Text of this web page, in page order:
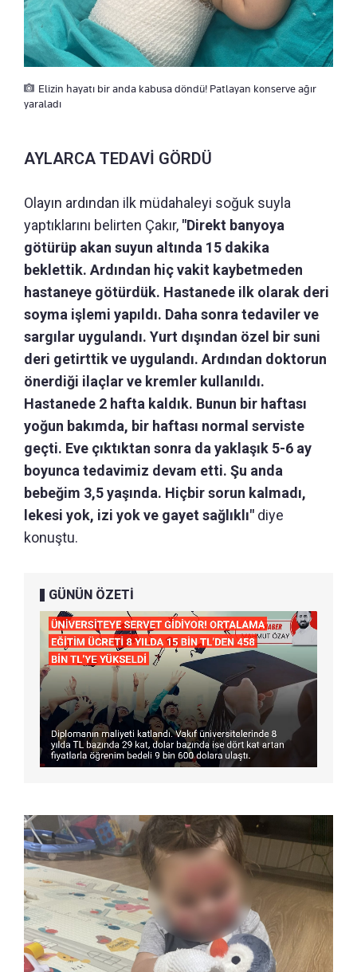
Elizin hayatı bir anda kabusa döndü! Patlayan konserve ağır
yaraladı
AYLARCA TEDAVİ GÖRDÜ
Olayın ardından ilk müdahaleyi soğuk suyla
yaptıklarını belirten Çakır, "Direkt banyoya
götürüp akan suyun altında 15 dakika
beklettik. Ardından hiç vakit kaybetmeden
hastaneye götürdük. Hastanede ilk olarak deri
soyma işlemi yapıldı. Daha sonra tedaviler ve
sargılar uygulandı. Yurt dışından özel bir suni
deri getirttik ve uygulandı. Ardından doktorun
önerdiği ilaçlar ve kremler kullanıldı.
Hastanede 2 hafta kaldık. Bunun bir haftası
yoğun bakımda, bir haftası normal serviste
geçti. Eve çıktıktan sonra da yaklaşık 5-6 ay
boyunca tedavimiz devam etti. Şu anda
bebeğim 3,5 yaşında. Hiçbir sorun kalmadı,
lekesi yok, izi yok ve gayet sağlıklı" diye
konuştu.
GÜNÜN ÖZETİ